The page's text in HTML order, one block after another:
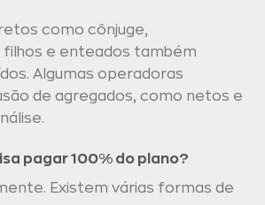
como cônjuge,
filhos e enteados também
Algumas operadoras
de agregados, como netos e
pagar 100% do plano?
Existem várias formas de